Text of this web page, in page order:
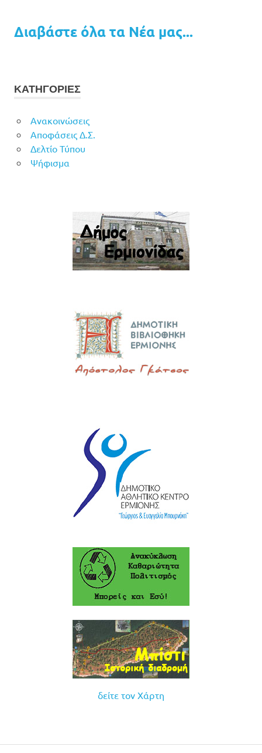
Διαβάστε όλα τα Νέα μας...
ΚΑΤΗΓΟΡΙΕΣ
Ανακοινώσεις
Αποφάσεις Δ.Σ.
Δελτίο Τύπου
Ψήφισμα
δείτε τον Χάρτη